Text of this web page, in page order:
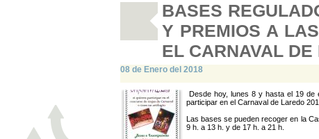
BASES
Y PREMIOS A
EL CARNAVAL DE
08 de Enero del 2018
Desde hoy, lunes 8 y hasta el 19 de
participar en el Carnaval de Laredo
Las bases se pueden recoger en la
9 h. a 13 h. y de 17 h. a 21 h.